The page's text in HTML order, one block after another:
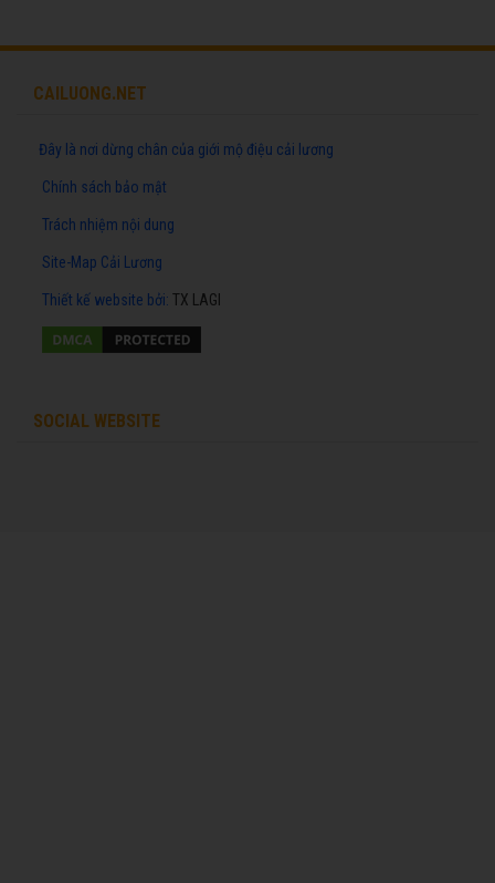
CAILUONG.NET
Đây là nơi dừng chân của giới mộ điệu cải lương
Chính sách bảo mật
Trách nhiệm nội dung
Site-Map Cải Lương
Thiết kế website bởi: TX LAGI
SOCIAL WEBSITE